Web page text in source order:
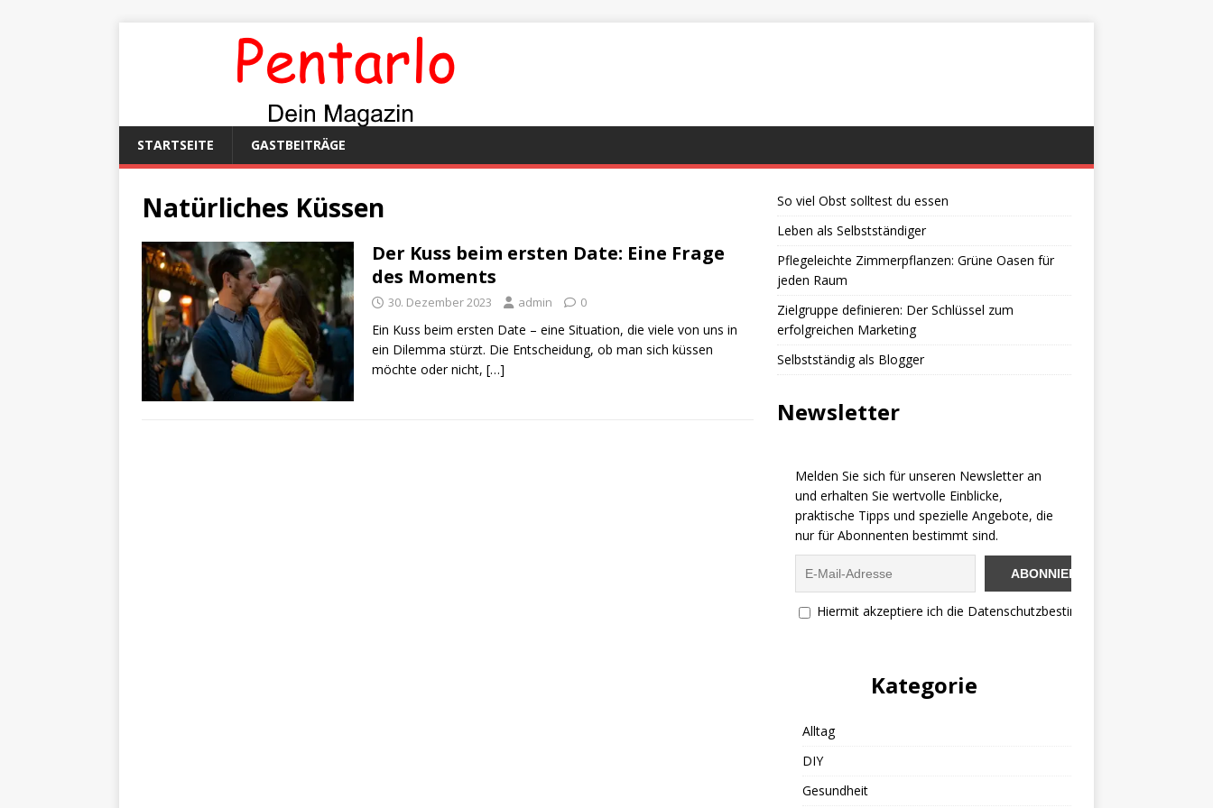
STARTSEITE GASTBEITRÄGE
Natürliches Küssen
Der Kuss beim ersten Date: Eine Frage
des Moments
30. Dezember 2023 admin 0
Ein Kuss beim ersten Date – eine Situation, die viele von uns in
ein Dilemma stürzt. Die Entscheidung, ob man sich küssen
möchte oder nicht, […]
So viel Obst solltest du essen
Leben als Selbstständiger
Pflegeleichte Zimmerpflanzen: Grüne Oasen für
jeden Raum
Zielgruppe definieren: Der Schlüssel zum
erfolgreichen Marketing
Selbstständig als Blogger
Newsletter
Melden Sie sich für unseren Newsletter an
und erhalten Sie wertvolle Einblicke,
praktische Tipps und spezielle Angebote, die
nur für Abonnenten bestimmt sind.
Hiermit akzeptiere ich die Datenschutzbestimmungen
Kategorie
Alltag
DIY
Gesundheit